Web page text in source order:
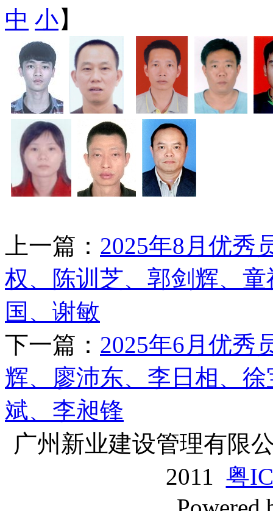
中 小】
上一篇： 2025年8月优秀
权、陈训芝、郭剑辉、
国、谢敏
下一篇： 2025年6月优秀
辉、廖沛东、李日相、
斌、李昶锋
广州新业建设管理有限
2011 粤